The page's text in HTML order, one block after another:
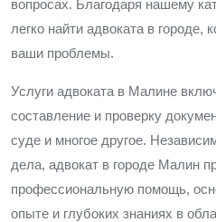
вопросах. Благодаря нашему
легко найти адвоката в
ваши проблемы.
Услуги адвоката в Малине
составление и проверку
суде и многое другое.
дела, адвокат в городе Малин
профессиональную помощь,
опыте и глубоких знаниях в